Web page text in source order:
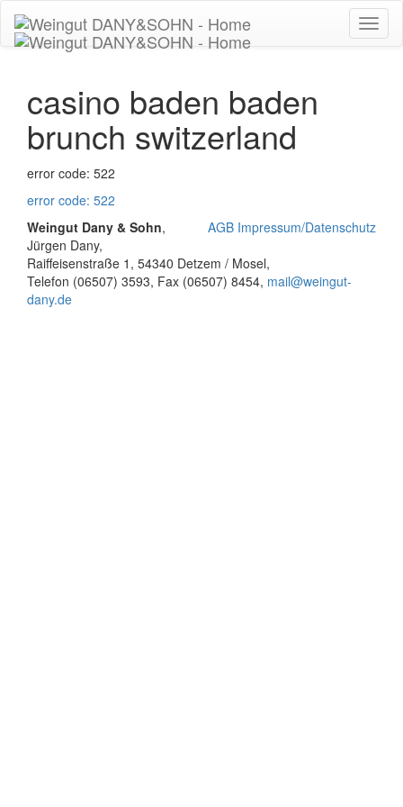
casino baden baden
brunch switzerland
error code: 522
error code: 522
AGB Impressum/Datenschutz
Weingut Dany & Sohn,
Jürgen Dany,
Raiffeisenstraße 1, 54340 Detzem / Mosel,
Telefon (06507) 3593, Fax (06507) 8454, mail@weingut-
dany.de